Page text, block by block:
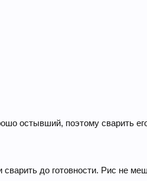
остывший, поэтому сварить
сварить до готовности. Рис не